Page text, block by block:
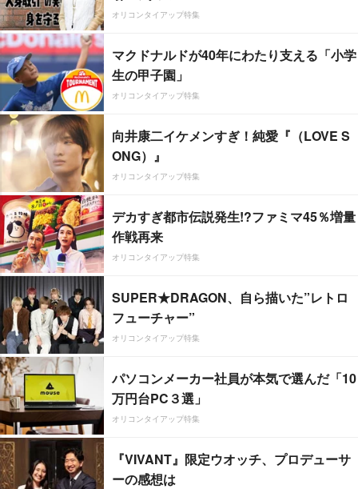
オリコンタイアップ特集
マクドナルドが40年にわたり支える「小学
生の甲子園」
オリコンタイアップ特集
向井康二イケメンすぎ！純愛『（LOVE S
ONG）』
オリコンタイアップ特集
デカすぎ都市伝説発生!?ファミマ45％増量
作戦再来
オリコンタイアップ特集
SUPER★DRAGON、自ら描いた”レトロ
フューチャー”
オリコンタイアップ特集
パソコンメーカー社員が本気で選んだ「10
万円台PC３選」
オリコンタイアップ特集
『VIVANT』限定ウオッチ、プロデューサ
ーの感想は